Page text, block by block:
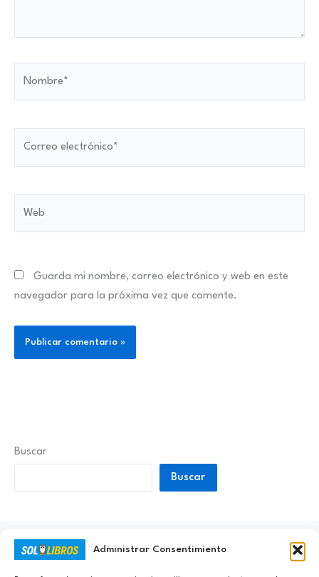
Administrar Consentimiento
Guarda mi nombre, correo electrónico y web en este
navegador para la próxima vez que comente.
Buscar
Buscar
Ayúdanos a Nunca Dejar de Aprender